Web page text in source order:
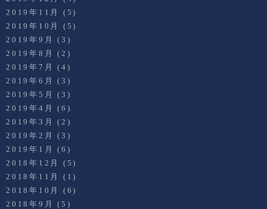
2019年11月
(5)
2019年10月
(5)
2019年9月
(3)
2019年8月
(2)
2019年7月
(4)
2019年6月
(3)
2019年5月
(3)
2019年4月
(6)
2019年3月
(2)
2019年2月
(3)
2019年1月
(6)
2018年12月
(5)
2018年11月
(1)
2018年10月
(6)
2018年9月
(5)